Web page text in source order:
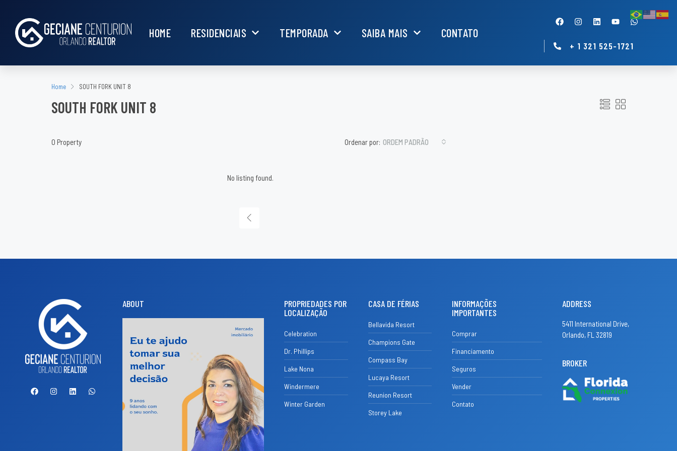
HOME RESIDENCIAIS TEMPORADA SAIBA MAIS CONTATO
+ 1 321 525-1721
Home SOUTH FORK UNIT 8
SOUTH FORK UNIT 8
0 Property Ordenar por: ORDEM PADRÃO
No listing found.
ABOUT
PROPRIEDADES POR
LOCALIZAÇÃO
Celebration
Dr. Phillips
Lake Nona
Windermere
Winter Garden
CASA DE FÉRIAS
Bellavida Resort
Champions Gate
Compass Bay
Lucaya Resort
Reunion Resort
Storey Lake
INFORMAÇÕES
IMPORTANTES
Comprar
Financiamento
Seguros
Vender
Contato
ADDRESS
5411 International Drive,
Orlando, FL 32819
BROKER